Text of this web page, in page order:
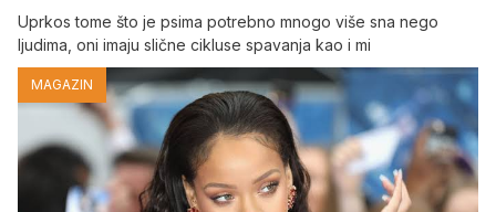
Uprkos tome što je psima potrebno mnogo više sna nego
ljudima, oni imaju slične cikluse spavanja kao i mi
MAGAZIN